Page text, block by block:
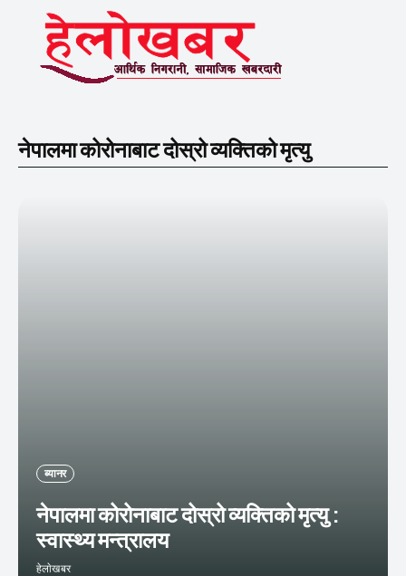
नेपालमा कोरोनाबाट दोस्रो व्यक्तिको मृत्यु
ब्यानर
नेपालमा कोरोनाबाट दोस्रो व्यक्तिको मृत्यु :
स्वास्थ्य मन्त्रालय
हेलाेखबर